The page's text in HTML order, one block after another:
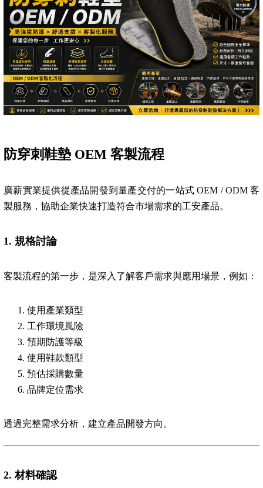
防穿刺鞋墊 OEM 客製流程
廣薪實業提供從產品開發到量產交付的一站式 OEM / ODM 客
製服務，協助企業快速打造符合市場需求的工安產品。
1. 規格討論
客製流程的第一步，是深入了解客戶需求與應用場景，例如：
使用產業類型
工作環境風險
預期防護等級
使用鞋款類型
預估採購數量
品牌定位需求
透過完整需求分析，建立產品開發方向。
2.材料確認